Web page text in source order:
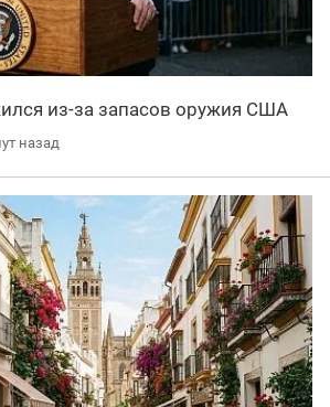
из-за запасов оружия США
назад